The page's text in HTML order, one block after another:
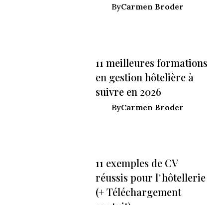
ByCarmen Broder
11 meilleures formations
en gestion hôtelière à
suivre en 2026
ByCarmen Broder
11 exemples de CV
réussis pour l’hôtellerie
(+ Téléchargement